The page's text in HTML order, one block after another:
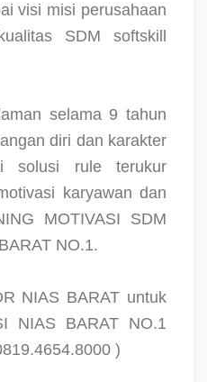
visi misi perusahaan
SDM softskill
selama 9 tahun
diri dan karakter
solusi rule terukur
karyawan dan
MOTIVASI SDM
NO.1.
NIAS BARAT untuk
NIAS BARAT NO.1
)